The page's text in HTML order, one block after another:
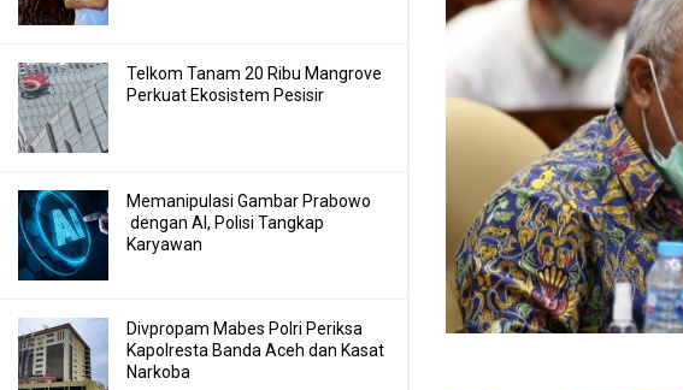
Telkom Tanam 20 Ribu Mangrove
Perkuat Ekosistem Pesisir
Memanipulasi Gambar Prabowo
dengan AI, Polisi Tangkap
Karyawan
Divpropam Mabes Polri Periksa
Kapolresta Banda Aceh dan Kasat
Narkoba